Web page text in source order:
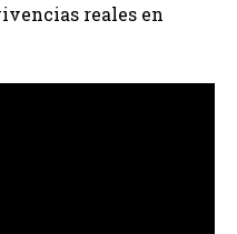
reales en